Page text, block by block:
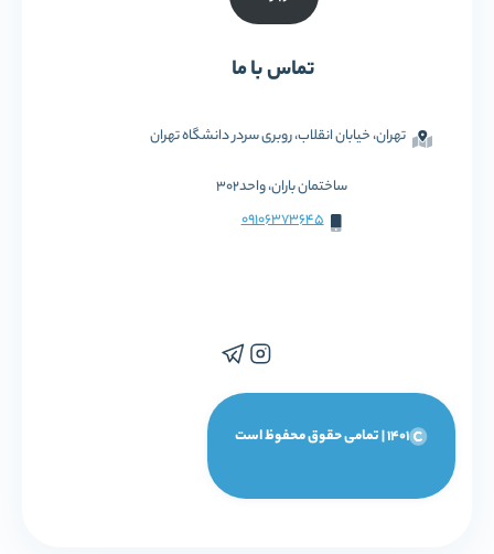
تماس با ما
تهران، خیابان انقلاب، روبری سردر دانشگاه تهران
ساختمان باران، واحد302
09106373645
1401 | تمامی حقوق محفوظ است